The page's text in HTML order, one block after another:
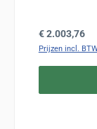
Normale prijs:
€ 2.003,76
Prijzen incl.